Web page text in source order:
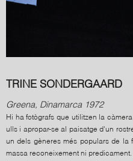
TRINE SONDERGAARD
Greena, Dinamarca 1972
Hi ha fotògrafs que utilitzen la
ulls i apropar-se al paisatge d'un
un dels gèneres més populars de la
massa reconeixement ni predicament.